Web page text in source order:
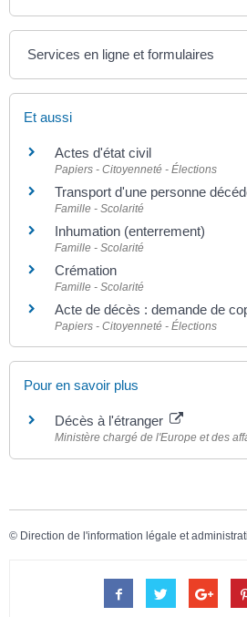
Services en ligne et formulaires
Et aussi
Actes d'état civil
Papiers - Citoyenneté - Élections
Transport d'une personne
Famille - Scolarité
Inhumation (enterrement)
Famille - Scolarité
Crémation
Famille - Scolarité
Acte de décès : demande de
Papiers - Citoyenneté - Élections
Pour en savoir plus
Décès à l'étranger
Ministère chargé de l'Europe et des
© Direction de l'information légale et